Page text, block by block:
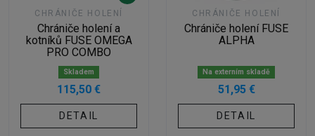
CHRÁNIČE HOLENÍ
Chrániče holení a
kotníků FUSE OMEGA
PRO COMBO
Skladem
115,50 €
DETAIL
CHRÁNIČE HOLENÍ
Chrániče holení FUSE
ALPHA
Na externím skladě
51,95 €
DETAIL